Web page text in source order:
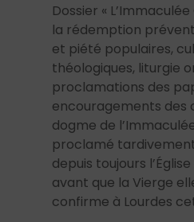
Dossier «
la rédemption
et piété populaires,
théologiques, liturgie
proclamations des
encouragements des
dogme de
proclamé
depuis toujours
avant que la Vierge
confirme à Lourdes